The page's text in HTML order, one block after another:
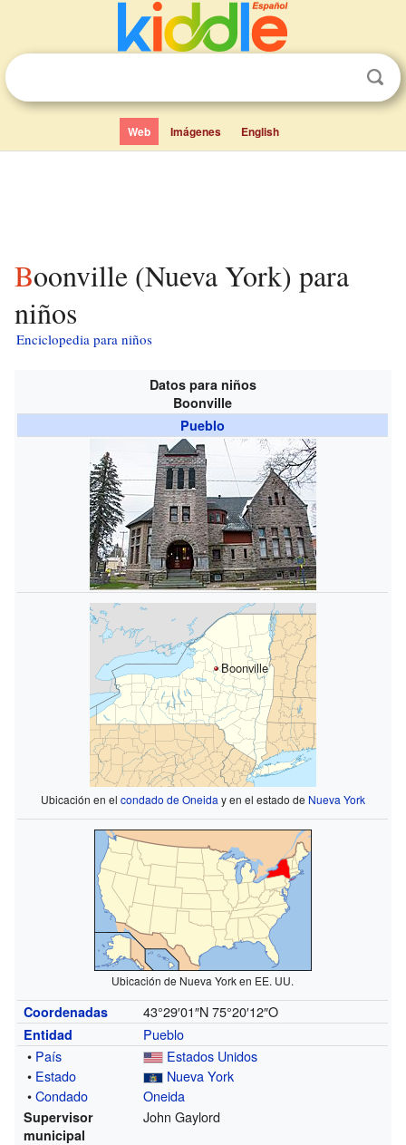
Web Imágenes English
Boonville (Nueva York) para
niños
Enciclopedia para niños
Datos para niños
Boonville
Pueblo
Boonville
Ubicación en el condado de Oneida y en el estado de Nueva York
Ubicación de Nueva York en EE. UU.
Coordenadas 43°29′01″N 75°20′12″O
Entidad
Pueblo
• País
Estados Unidos
• Estado
Nueva York
•Condado Oneida
Supervisor
municipal
John Gaylord